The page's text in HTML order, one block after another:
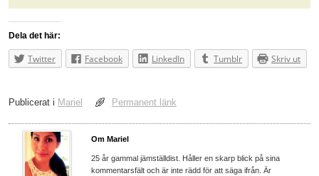
Dela det här:
Twitter Facebook LinkedIn Tumblr Skriv ut
Publicerat i Mariel Permanent länk
Om Mariel
25 år gammal jämställdist. Håller en skarp blick på sina
kommentarsfält och är inte rädd för att säga ifrån. Är